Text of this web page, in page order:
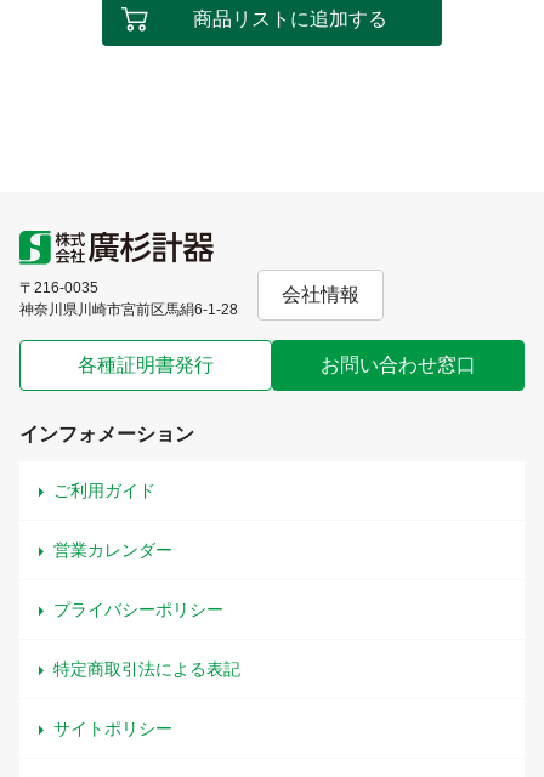
商品リストに追加する
〒216-0035
神奈川県川崎市宮前区馬絹6-1-28
会社情報
各種証明書発行 お問い合わせ窓口
インフォメーション
ご利用ガイド
営業カレンダー
プライバシーポリシー
特定商取引法による表記
サイトポリシー